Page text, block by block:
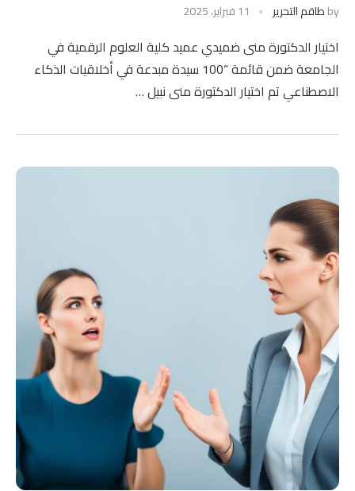
byطاقم التحرير 11 فبراير، 2025
اختيار الدكتورة منى ضميدي عميد كلية العلوم الرقمية في
الجامعة ضمن قائمة “100 سيدة مبدعة في أخلاقيات الذكاء
الاصطناعي تم اختيار الدكتورة منى نبيل …